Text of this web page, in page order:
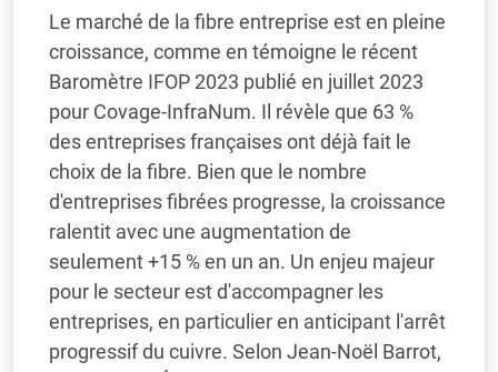
Le marché de la fibre entreprise est en pleine
croissance, comme en témoigne le récent
Baromètre IFOP 2023 publié en juillet 2023
pour Covage-InfraNum. Il révèle que 63 %
des entreprises françaises ont déjà fait le
choix de la fibre. Bien que le nombre
d'entreprises fibrées progresse, la croissance
ralentit avec une augmentation de
seulement +15 % en un an. Un enjeu majeur
pour le secteur est d'accompagner les
entreprises, en particulier en anticipant l'arrêt
progressif du cuivre. Selon Jean-Noël Barrot,